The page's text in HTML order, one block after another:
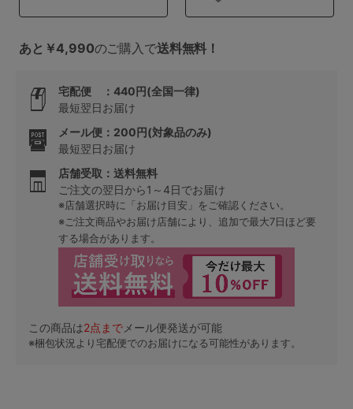
特集ページ
あと￥4,990のご購入で送料無料！
宅配便 ：440円(全国一律)
最短翌日お届け
メール便：200円(対象品のみ)
最短翌日お届け
店舗受取：送料無料
ご注文の翌日から1～4日でお届け
※店舗選択時に「お届け目安」をご確認ください。
※ご注文商品やお届け店舗により、追加で最大7日ほど要
する場合があります。
この商品は2点まで メール便発送が可能
※梱包状況より宅配便でのお届けになる可能性があります。